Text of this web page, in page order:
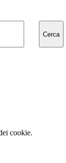
Cerca
cookie.